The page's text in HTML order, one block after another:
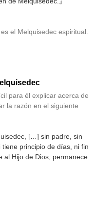
el Melquisedec espiritual.
para él explicar acerca de
la razón en el siguiente
[…] sin padre, sin
principio de días, ni fin
al Hijo de Dios, permanece